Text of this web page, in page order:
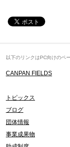
以下のリンクはPC向けのペ
CANPAN FIELDS
トピックス
ブログ
団体情報
事業成果物